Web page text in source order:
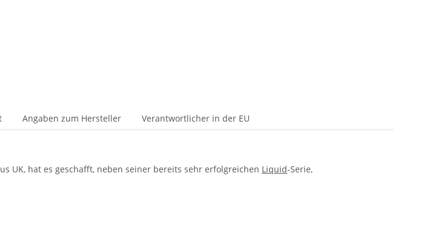
Angaben zum Hersteller Verantwortlicher in der EU
UK, hat es geschafft, neben seiner bereits sehr erfolgreichen Liquid-Serie,